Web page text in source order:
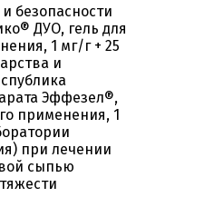
безопасности
ДУО, гель для
1 мг/г + 25
и
Эффезел®,
применения, 1
при лечении
сыпью